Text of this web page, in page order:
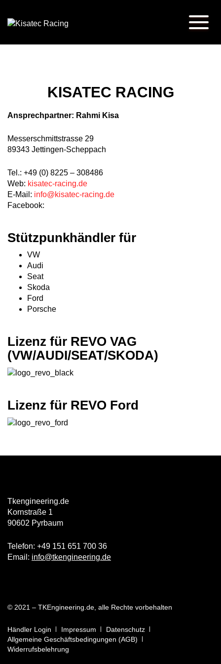
KISATEC RACING
Ansprechpartner: Rahmi Kisa
Messerschmittstrasse 29
89343 Jettingen-Scheppach
Tel.: +49 (0) 8225 – 308486
Web: kisatec-racing.de
E-Mail: info@kisatec-racing.de
Facebook:
Stützpunkhändler für
VW
Audi
Seat
Skoda
Ford
Porsche
Lizenz für REVO VAG
(VW/AUDI/SEAT/SKODA)
Lizenz für REVO Ford
Tkengineering.de
Kornstraße 1
90602 Pyrbaum
Telefon: +49 151 651 700 36
Email: info@tkengineering.de
© 2021 – TKEngineering.de, alle Rechte vorbehalten
Händler Login Impressum
Datenschutz
Allgemeine Geschäftsbedingungen (AGB)
Widerrufsbelehrung